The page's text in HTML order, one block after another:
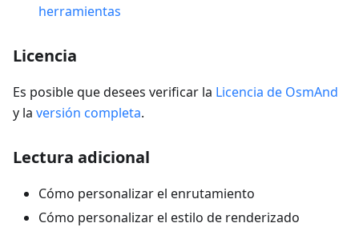
herramientas
Licencia
Es posible que desees verificar la Licencia de OsmAnd
y la versión completa.
Lectura adicional
Cómo personalizar el enrutamiento
Cómo personalizar el estilo de renderizado